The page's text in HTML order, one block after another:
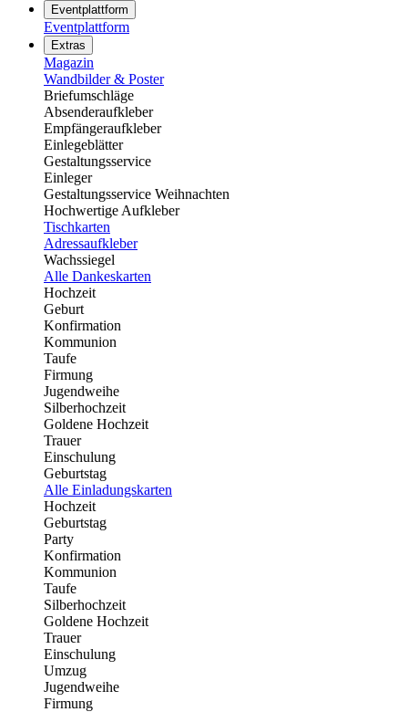
Eventplattform
Eventplattform
Extras
Magazin
Wandbilder & Poster
Briefumschläge
Absenderaufkleber
Empfängeraufkleber
Einlegeblätter
Gestaltungsservice
Einleger
Gestaltungsservice Weihnachten
Hochwertige Aufkleber
Tischkarten
Adressaufkleber
Wachssiegel
Alle Dankeskarten
Hochzeit
Geburt
Konfirmation
Kommunion
Taufe
Firmung
Jugendweihe
Silberhochzeit
Goldene Hochzeit
Trauer
Einschulung
Geburtstag
Alle Einladungskarten
Hochzeit
Geburtstag
Party
Konfirmation
Kommunion
Taufe
Silberhochzeit
Goldene Hochzeit
Trauer
Einschulung
Umzug
Jugendweihe
Firmung